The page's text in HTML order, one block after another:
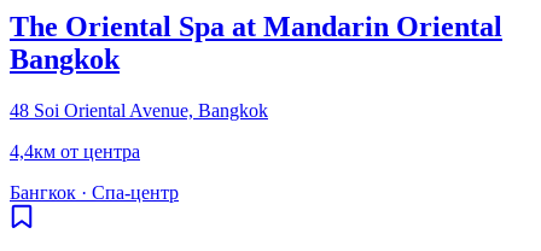
The Oriental Spa at Mandarin Oriental
Bangkok
48 Soi Oriental Avenue, Bangkok
4,4км от центра
Бангкок · Спа-центр